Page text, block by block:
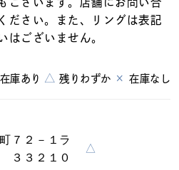
ださい。また、リングは表記
はございません。
在庫あり △ 残りわずか × 在庫なし
７２－１ラ
３３２１０
△